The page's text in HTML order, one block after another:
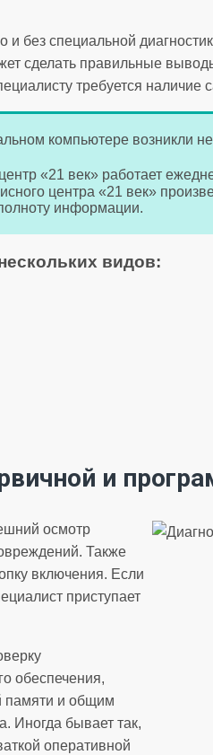
без специальной
сделать правильные
требуется наличие
компьютере возникли
«21 век» работает
центра «21 век»
информации.
видов:
и
осмотр
Также
включения. Если
приступает
обеспечения,
памяти и общим
Иногда бывает так,
оперативной